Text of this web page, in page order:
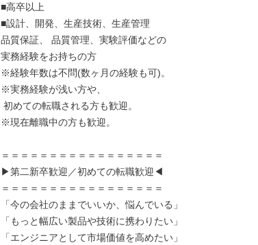
■高卒以上
■設計、開発、生産技術、生産管理
品質保証、 品質管理、実験評価などの
実務経験をお持ちの方
※経験年数は不問(数ヶ月の経験も可)。
※実務経験が浅い方や、
※現在離職中の方も歓迎。
＝＝＝＝＝＝＝＝＝＝＝＝＝＝＝＝＝
▶第二新卒歓迎／初めての転職歓迎◀
＝＝＝＝＝＝＝＝＝＝＝＝＝＝＝＝＝
「今の会社のままでいいか、悩んでいる」
「もっと幅広い製品や技術に携わりたい」
「エンジニアとして市場価値を高めたい」